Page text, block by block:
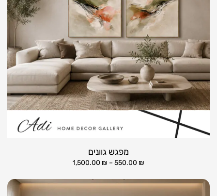
מפגש גוונים
550.00 ₪
–
1,500.00 ₪